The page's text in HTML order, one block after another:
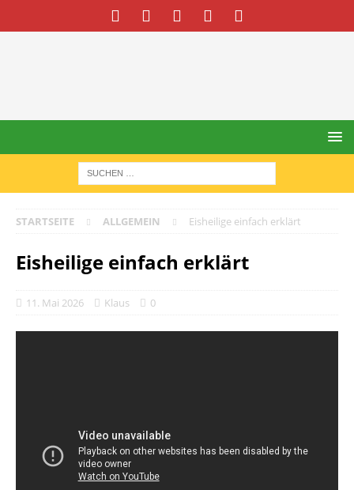
STARTSEITE ALLGEMEIN Eisheilige einfach erklärt
Eisheilige einfach erklärt
11. Mai 2026 Klaus 0